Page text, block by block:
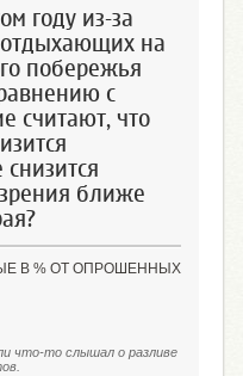
году из-за
отдыхающих на
побережья
с
считают, что
ближе
В % ОТ ОПРОШЕННЫХ
что-то слышал о разливе